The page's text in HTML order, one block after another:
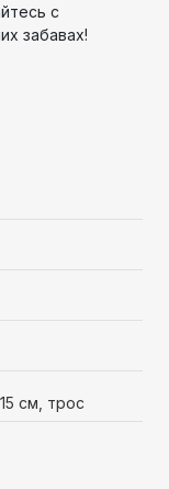
с
забавах!
см, трос